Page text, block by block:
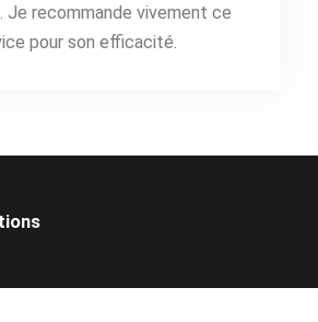
Je recommande vivement ce
pour son efficacité.